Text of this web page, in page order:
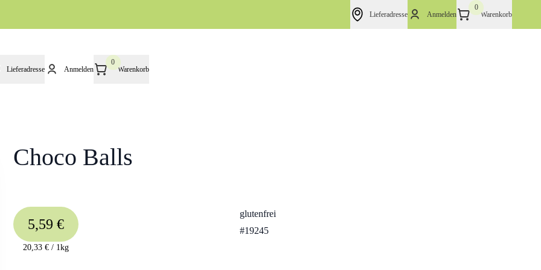
Lieferadresse Anmelden
0
Warenkorb
Lieferadresse Anmelden
0
Warenkorb
Choco Balls
glutenfrei
#19245
5,59 €
20,33 € / 1kg